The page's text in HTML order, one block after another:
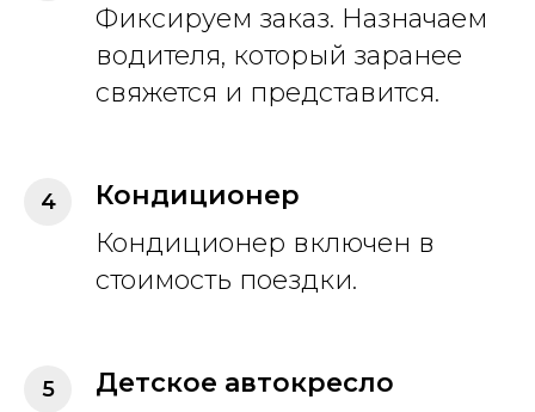
Фиксируем заказ. Назначаем
водителя, который заранее
свяжется и представится.
Кондиционер
Кондиционер включен в
стоимость поездки.
Детское автокресло